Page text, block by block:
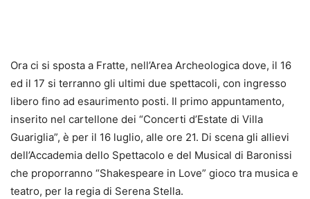
Ora ci si sposta a Fratte, nell’Area Archeologica dove, il 16
ed il 17 si terranno gli ultimi due spettacoli, con ingresso
libero fino ad esaurimento posti. Il primo appuntamento,
inserito nel cartellone dei “Concerti d’Estate di Villa
Guariglia”, è per il 16 luglio, alle ore 21. Di scena gli allievi
dell’Accademia dello Spettacolo e del Musical di Baronissi
che proporranno “Shakespeare in Love” gioco tra musica e
teatro, per la regia di Serena Stella.